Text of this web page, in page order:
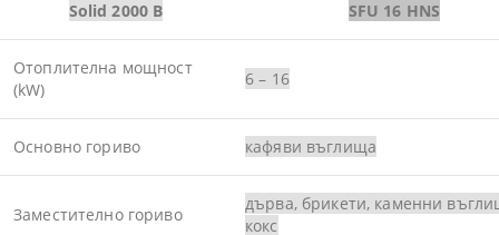
Solid 2000 B SFU 16 HNS
Отоплителна мощност
(kW)
6 – 16
Основно гориво кафяви въглища
Заместително гориво
дърва, брикети, каменни
кокс